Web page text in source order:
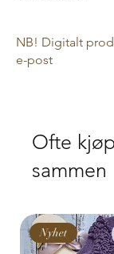
både til A4 og
NB! Digitalt
e-post
Ofte
sammen
Nyhet